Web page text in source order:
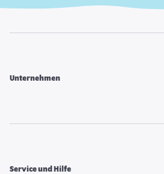
Unternehmen
Service und Hilfe